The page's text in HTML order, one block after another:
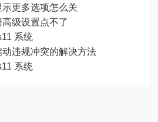
更多选项怎么关
级设置点不了
系统
违规冲突的解决方法
系统